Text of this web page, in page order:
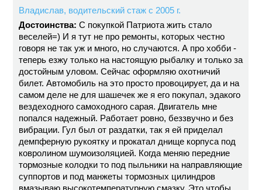
Владислав, водительский стаж с 2005 г.
Достоинства: С покупкой Патриота жить стало
веселей=) И я тут не про ремонты, которых честно
говоря не так уж и много, но случаются. А про хобби -
теперь езжу только на настоящую рыбалку и только за
достойным уловом. Сейчас оформляю охотничий
билет. Автомобиль на это просто провоцирует, да и на
самом деле не для шашечек же я его покупал, эдакого
вездеходного самоходного сарая. Двигатель мне
попался надежный. Работает ровно, беззвучно и без
вибрации. Гул был от раздатки, так я ей приделал
демпферную рукоятку и прокатал днище корпуса под
ковролином шумоизоляцией. Когда меняю передние
тормозные колодки то под пыльники на направляющие
суппортов и под манжеты тормозных цилиндров
вмазываю высокотемпературную смазку. Это чтобы